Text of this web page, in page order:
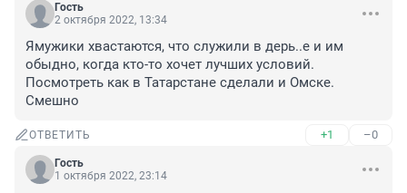
Гость
2 октября 2022, 13:34
Ямужики хвастаются, что служили в дерь..е и им
обыдно, когда кто-то хочет лучших условий.
Посмотреть как в Татарстане сделали и Омске.
Смешно
ОТВЕТИТЬ +1 –0
Гость
1 октября 2022, 23:14